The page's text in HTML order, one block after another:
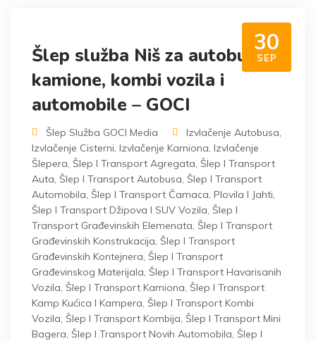
30
SEP
Šlep služba Niš za autobuse,
kamione, kombi vozila i
automobile – GOCI
Šlep Služba GOCI Media Izvlačenje Autobusa,
Izvlačenje Cisterni, Izvlačenje Kamiona, Izvlačenje
Šlepera, Šlep I Transport Agregata, Šlep I Transport
Auta, Šlep I Transport Autobusa, Šlep I Transport
Automobila, Šlep I Transport Čamaca, Plovila I Jahti,
Šlep I Transport Džipova I SUV Vozila, Šlep I
Transport Građevinskih Elemenata, Šlep I Transport
Građevinskih Konstrukacija, Šlep I Transport
Građevinskih Kontejnera, Šlep I Transport
Građevinskog Materijala, Šlep I Transport Havarisanih
Vozila, Šlep I Transport Kamiona, Šlep I Transport
Kamp Kućica I Kampera, Šlep I Transport Kombi
Vozila, Šlep I Transport Kombija, Šlep I Transport Mini
Bagera, Šlep I Transport Novih Automobila, Šlep I